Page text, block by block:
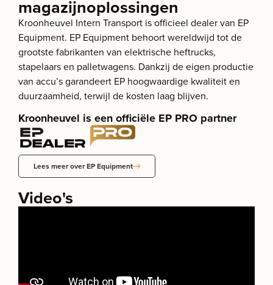
magazijnoplossingen
Kroonheuvel Intern Transport is officieel dealer van EP
Equipment. EP Equipment behoort wereldwijd tot de
grootste fabrikanten van elektrische heftrucks,
stapelaars en palletwagens. Dankzij de eigen productie
van accu’s garandeert EP hoogwaardige kwaliteit en
duurzaamheid, terwijl de kosten laag blijven.
Kroonheuvel is een officiële EP PRO partner
Lees meer over EP Equipment
Video's